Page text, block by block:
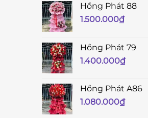
Hồng Phát 88
1.500.000₫
Hồng Phát 79
1.400.000₫
Hồng Phát A86
1.080.000₫